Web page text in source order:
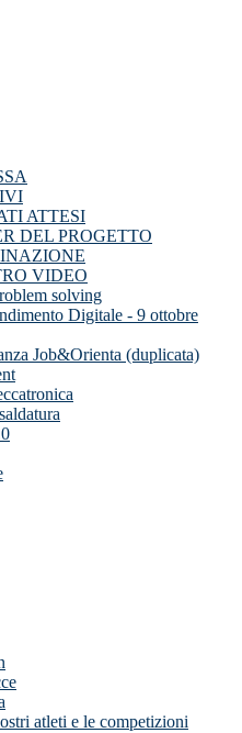
ATTESI
DEL PROGETTO
VIDEO
solving
Digitale - 9 ottobre
Job&Orienta (duplicata)
atleti e le competizioni